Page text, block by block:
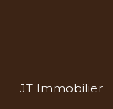
JT Immobilier